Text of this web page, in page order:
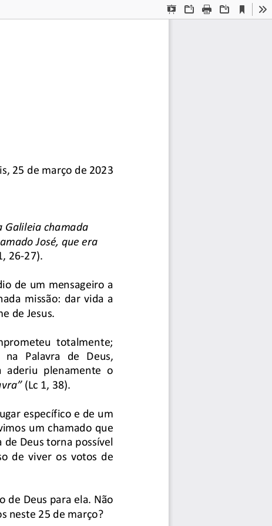
Presentation
OpenPrint Download
Current
View
25 de março de 2023
Galileia chamada
José, que era
26-27).
de um mensageiro a
missão: dar vida a
de Jesus.
totalmente;
na  Palavra  de  Deus,
aderiu  plenamente  o
(Lc 1, 38).
específico e de um
um chamado que
de Deus torna possível
de viver os votos de
de Deus para ela. Não
neste 25 de março?